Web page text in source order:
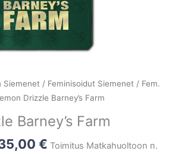
Siemenet / Feminisoidut Siemenet / Fem.
Drizzle Barney’s Farm
Barney’s Farm
€ Toimitus Matkahuoltoon n.